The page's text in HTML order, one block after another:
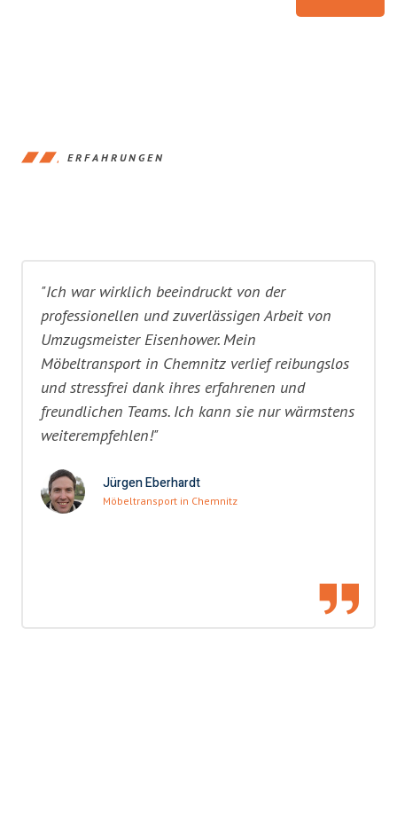
ERFAHRUNGEN
"Ich war wirklich beeindruckt von der
professionellen und zuverlässigen Arbeit von
Umzugsmeister Eisenhower. Mein
Möbeltransport in Chemnitz verlief reibungslos
und stressfrei dank ihres erfahrenen und
freundlichen Teams. Ich kann sie nur wärmstens
weiterempfehlen!"
Jürgen Eberhardt
Möbeltransport in Chemnitz